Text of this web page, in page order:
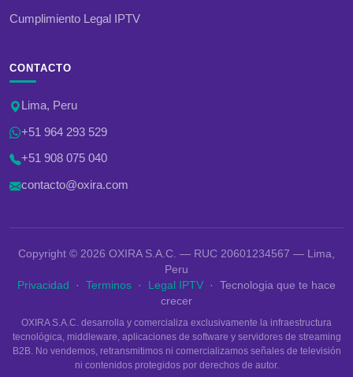
Cumplimiento Legal IPTV
CONTACTO
Lima, Peru
+51 964 293 529
+51 908 075 040
contacto@oxira.com
Copyright © 2026 OXIRA S.A.C. — RUC 20601234567 — Lima,
Peru
Privacidad
· Terminos · Legal IPTV · Tecnologia que te hace
crecer
OXIRA S.A.C. desarrolla y comercializa exclusivamente la infraestructura
tecnológica, middleware, aplicaciones de software y servidores de streaming
B2B. No vendemos, retransmitimos ni comercializamos señales de televisión
ni contenidos protegidos por derechos de autor.